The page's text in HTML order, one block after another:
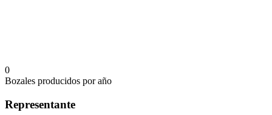
0
Bozales producidos por año
Representante